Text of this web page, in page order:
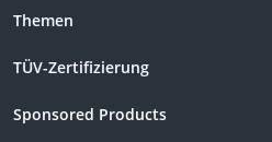
Themen
TÜV-Zertifizierung
Sponsored Products